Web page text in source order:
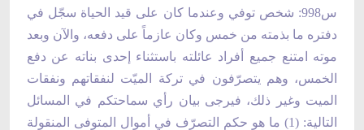
س998: شخص توفي وعندما كان على قيد الحياة سجّل في
دفتره ما بذمته من خمس وكان عازماً على دفعه، والآن وبعد
موته امتنع جميع أفراد عائلته باستثناء إحدى بناته عن دفع
الخمس، وهم يتصرّفون في تركة الميّت لنفقاتهم ونفقات
الميت وغير ذلك، فيرجى بيان رأي سماحتكم في المسائل
التالية: (1) ما هو حكم التصرّف في أموال المتوفى المنقولة